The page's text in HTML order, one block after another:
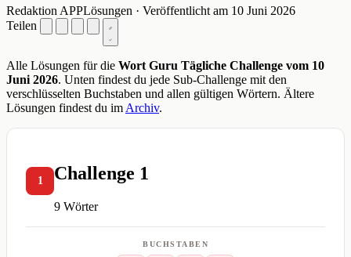
Redaktion APPLösungen · Veröffentlicht am 10 Juni 2026
Teilen
Alle Lösungen für die Wort Guru Tägliche Challenge vom 10
Juni 2026. Unten findest du jede Sub-Challenge mit den
verschlüsselten Buchstaben und allen gültigen Wörtern. Ältere
Lösungen findest du imArchiv.
1 Challenge 1
9 Wörter
BUCHSTABEN